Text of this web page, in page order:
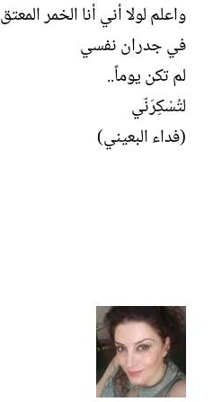
واعلم لولا أني أنا الخمر المعتق
في جدران نفسي
لم تكن يوماً..
لتُسْكِرَنّي
(فداء البعيني)